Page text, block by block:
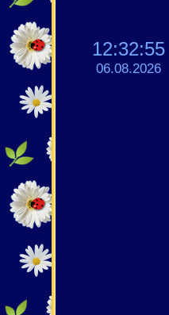
12:32:56
06.08.2026